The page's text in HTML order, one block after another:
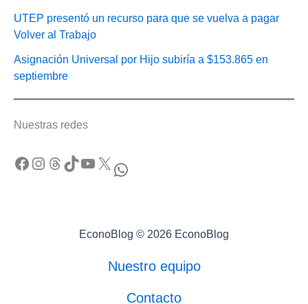
UTEP presentó un recurso para que se vuelva a pagar
Volver al Trabajo
Asignación Universal por Hijo subiría a $153.865 en
septiembre
Nuestras redes
Facebook Instagram Threads TikTok YouTube X WhatsApp
EconoBlog © 2026 EconoBlog
Nuestro equipo
Contacto